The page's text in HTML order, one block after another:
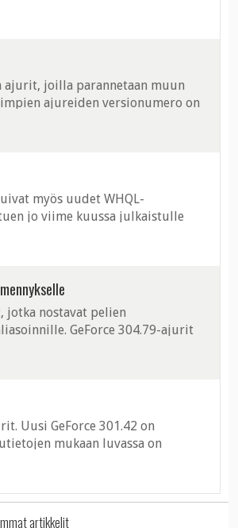
ajurit, joilla parannetaan muun
ajureiden versionumero on
myös uudet WHQL-
jo viime kuussa julkaistulle
jotka nostavat pelien
GeForce 304.79-ajurit
Uusi GeForce 301.42 on
mukaan luvassa on
artikkelit